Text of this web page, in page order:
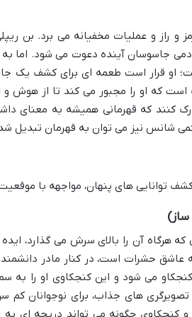
و راز و عملیات مخفیانه می برد. بن
جاسوسان آینده دعوت می شود. اما
او قرار است طعمه ای برای کشف یک
که او را مجبور می کند تا از هوش
کنند که قهرمانی همیشه به معنای
شانس نیز می توان به قهرمان تبدیل
توانایی های پنهان، مواجهه با
هرگاه آن را بالای سرش می گذارد، ایده
حشرات است، در کنار مادر دانشمند
می شود و این کنجکاوی او را به
های جذاب، برای نوجوانان کم